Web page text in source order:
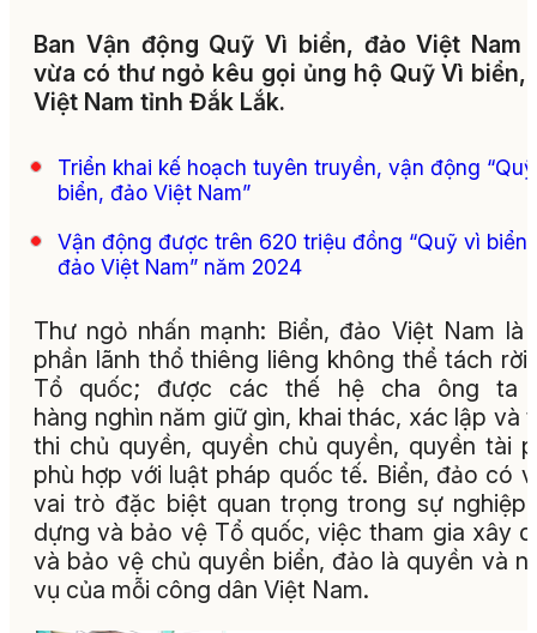
Ban Vận động Quỹ Vì biển, đảo Việt Nam
vừa có thư ngỏ kêu gọi ủng hộ Quỹ Vì biển,
Việt Nam tỉnh Đắk Lắk.
Triển khai kế hoạch tuyên truyền, vận động
biển, đảo Việt Nam”
Vận động được trên 620 triệu đồng “Quỹ vì biển,
đảo Việt Nam” năm 2024
Thư ngỏ nhấn mạnh: Biển, đảo Việt Nam là
phần lãnh thổ thiêng liêng không thể tách rời
Tổ quốc; được các thế hệ cha ông ta
hàng nghìn năm giữ gìn, khai thác, xác lập và
thi chủ quyền, quyền chủ quyền, quyền tài
phù hợp với luật pháp quốc tế. Biển, đảo có
vai trò đặc biệt quan trọng trong sự nghiệp
dựng và bảo vệ Tổ quốc, việc tham gia xây
và bảo vệ chủ quyền biển, đảo là quyền và
vụ của mỗi công dân Việt Nam.